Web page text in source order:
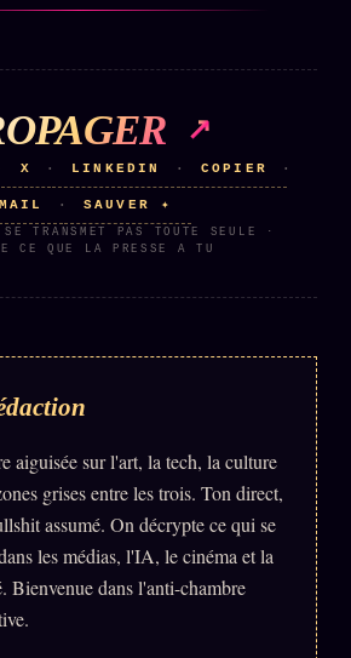
membre
LINEAGE 10 ANS
2026
X · LINKEDIN · COPIER ·
· SAUVER ✦
TRANSMET PAS TOUTE SEULE ·
CE QUE LA PRESSE A TU
aiguisée sur l'art, la tech, la culture
grises entre les trois. Ton direct,
assumé. On décrypte ce qui se
les médias, l'IA, le cinéma et la
Bienvenue dans l'anti-chambre